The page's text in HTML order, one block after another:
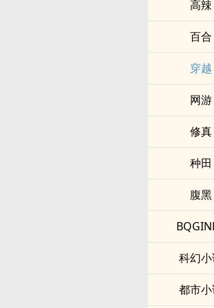
­­高‌辣​‎­
百合
穿越
网游
修真
种田
腹黑
科幻
都市